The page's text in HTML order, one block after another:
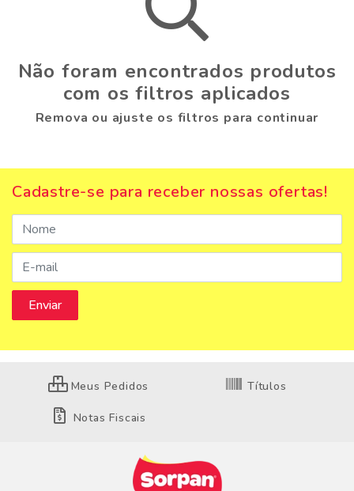
Não foram encontrados produtos
com os filtros aplicados
Remova ou ajuste os filtros para continuar
Cadastre-se para receber nossas ofertas!
Meus Pedidos Títulos
Notas Fiscais